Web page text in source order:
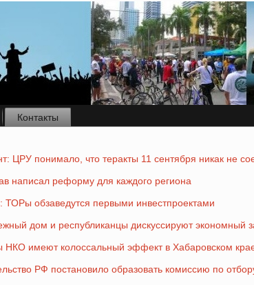
Контакты
ЦРУ понимало, что теракты 11 сентября никак не
написал реформу для каждого региона
ТОРы обзаведутся первыми инвестпроектами
дом и республиканцы дискуссируют экономный
НКО имеют колоссальный эффект в Хабаровском
РФ постановило образовать комиссию по